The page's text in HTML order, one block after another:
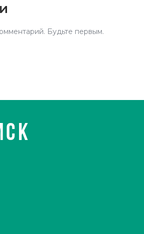
Будьте первым.